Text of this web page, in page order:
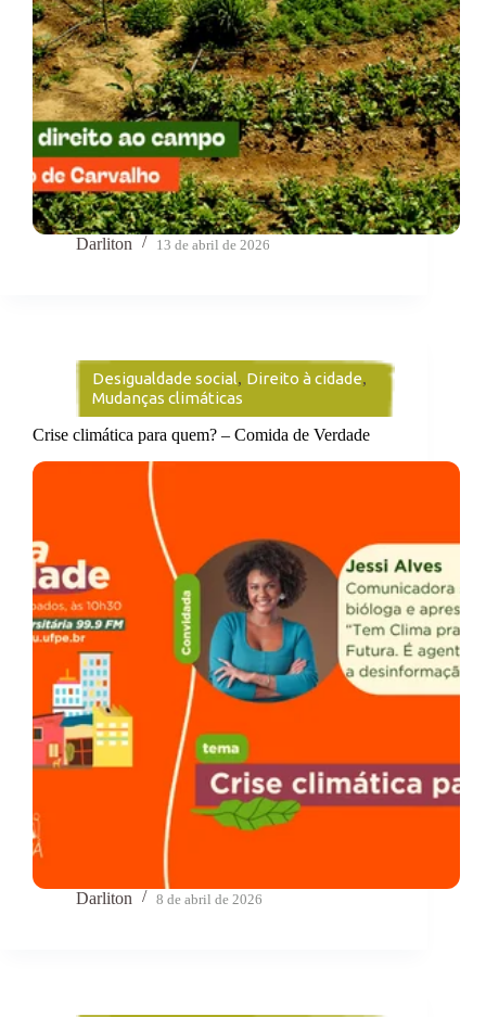
Darliton 13 de abril de 2026
Desigualdade social, Direito à cidade,
Mudanças climáticas
Crise climática para quem? – Comida de Verdade
Darliton 8 de abril de 2026